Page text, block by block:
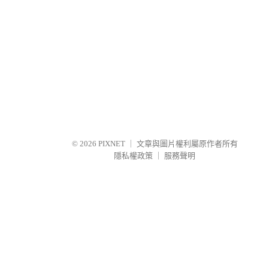
© 2026 PIXNET
文章與圖片權利屬原作者所有
隱私權政策
服務聲明